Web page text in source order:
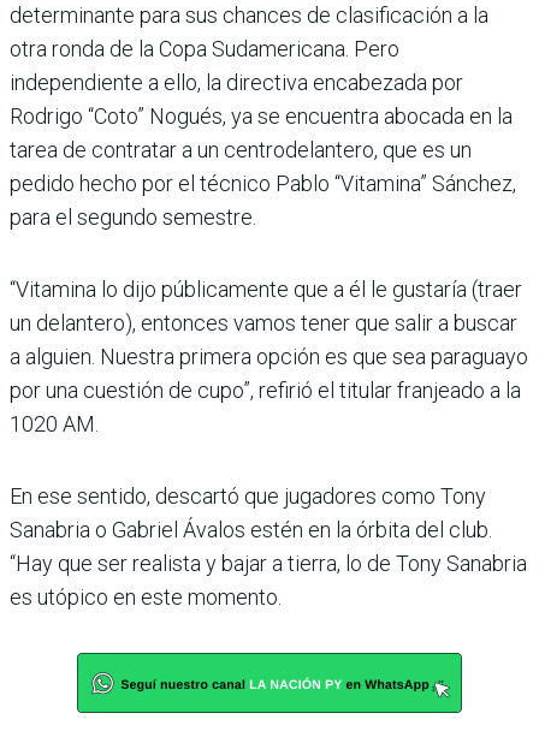
determinante para sus chances de clasificación a la
otra ronda de la Copa Sudame­ricana. Pero
independiente a ello, la directiva encabezada por
Rodrigo “Coto” Nogués, ya se encuentra abocada en la
tarea de contratar a un cen­trodelantero, que es un
pedido hecho por el técnico Pablo “Vitamina” Sánchez,
para el segundo semestre.
“Vitamina lo dijo pública­mente que a él le gustaría (traer
un delantero), entonces vamos tener que salir a bus­car
a alguien. Nuestra primera opción es que sea paraguayo
por una cuestión de cupo”, refirió el titular franjeado a la
1020 AM.
En ese sentido, descartó que jugadores como Tony
Sanabria o Gabriel Áva­los estén en la órbita del club.
“Hay que ser realista y bajar a tierra, lo de Tony Sanabria
es utópico en este momento.